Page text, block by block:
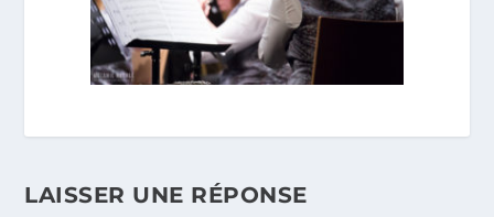
LAISSER UNE RÉPONSE